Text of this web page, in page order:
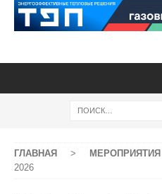
ГЛАВНАЯ > МЕРОПРИЯТИЯ
2026